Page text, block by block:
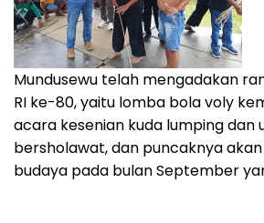
Mundusewu telah mengadakan
RI ke-80, yaitu lomba bola voly
acara kesenian kuda lumping dan
bersholawat, dan puncaknya
budaya pada bulan September